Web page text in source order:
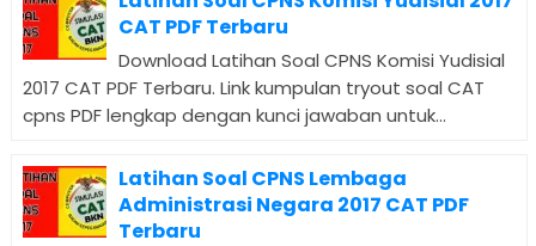
CAT PDF Terbaru
Download Latihan Soal CPNS Komisi Yudisial
2017 CAT PDF Terbaru. Link kumpulan tryout soal CAT
cpns PDF lengkap dengan kunci jawaban untuk...
Latihan Soal CPNS Lembaga
Administrasi Negara 2017 CAT PDF
Terbaru